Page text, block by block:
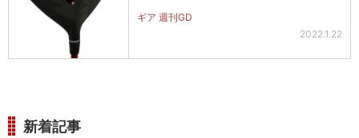
ギア 週刊GD
2022.1.22
新着記事